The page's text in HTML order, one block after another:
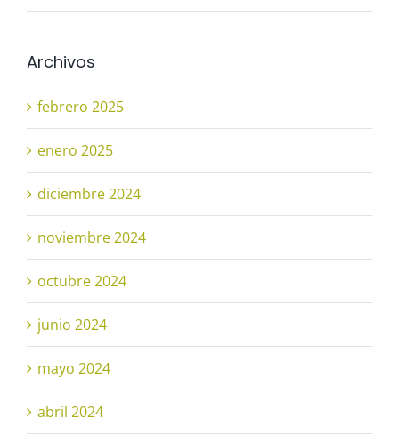
Archivos
febrero 2025
enero 2025
diciembre 2024
noviembre 2024
octubre 2024
junio 2024
mayo 2024
abril 2024